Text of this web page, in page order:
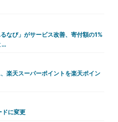
なび」がサービス改善、寄付額の1%
…
楽天スーパーポイントを楽天ポイン
に変更